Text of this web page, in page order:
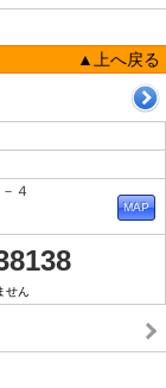
▲上へ戻る
４
せん